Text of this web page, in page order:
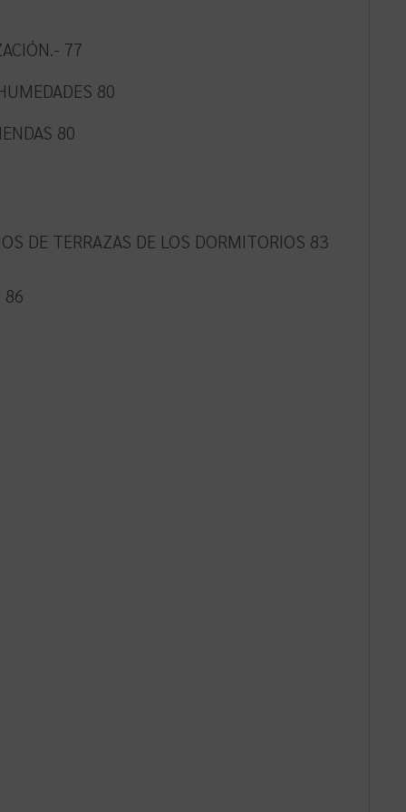
77
80
80
DE TERRAZAS DE LOS DORMITORIOS 83
86